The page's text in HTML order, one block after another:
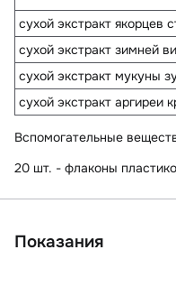
сухой экстракт якорцев
сухой экстракт зимней
сухой экстракт мукуны
сухой экстракт аргиреи
Вспомогательные
20 шт. - флаконы
Показания